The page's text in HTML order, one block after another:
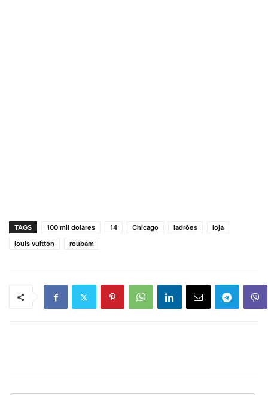
TAGS 100 mil dolares 14 Chicago ladrões
loja
louis vuitton
roubam